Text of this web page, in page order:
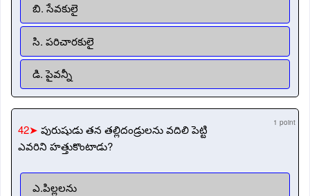
బి. సేవకులై
సి. పరిచారకులై
డి. పైవన్నీ
42➤ పురుషుడు తన తల్లిదండ్రులను వదిలి పెట్టి
ఎవరిని హత్తుకొంటాడు?
1 point
ఎ.పిల్లలను